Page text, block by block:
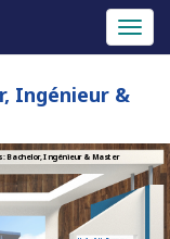
Ingénieur &
: Bachelor, Ingénieur & Master